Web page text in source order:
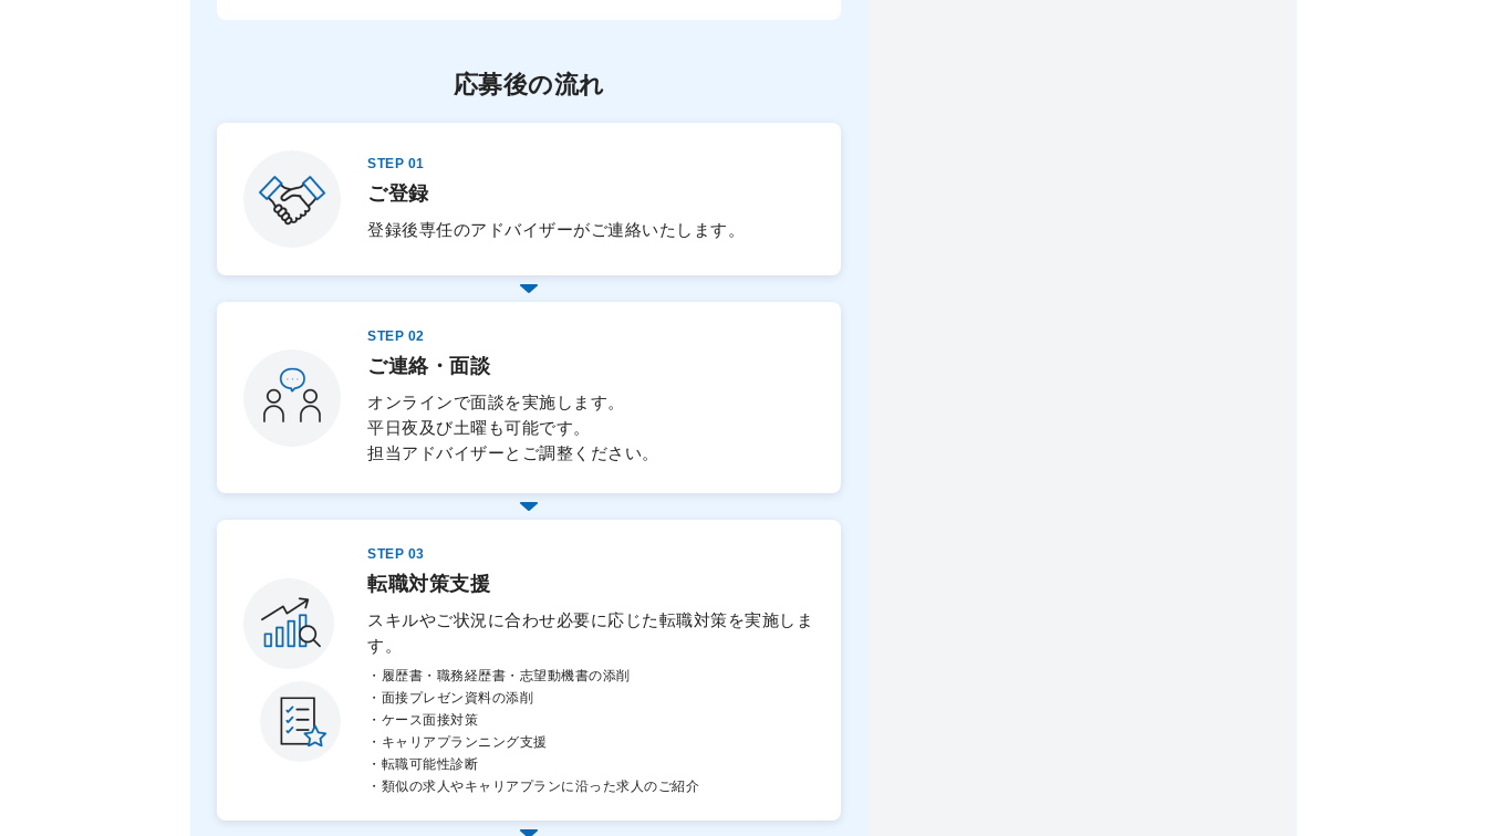
応募後の流れ
STEP 01
ご登録
登録後専任のアドバイザーがご連絡いたします。
STEP 02
ご連絡・面談
オンラインで面談を実施します。
平日夜及び土曜も可能です。
担当アドバイザーとご調整ください。
STEP 03
転職対策支援
スキルやご状況に合わせ必要に応じた転職対策を実施しま
す。
・履歴書・職務経歴書・志望動機書の添削
・面接プレゼン資料の添削
・ケース面接対策
・キャリアプランニング支援
・転職可能性診断
・類似の求人やキャリアプランに沿った求人のご紹介